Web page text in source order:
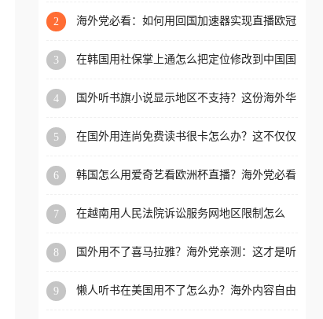
权限制所困扰。
版权限制」的问题，无论人
国、加拿大、澳大利亚、欧
学、定居等，都可以使用，
扰。
2
海外党必看：如何用回国加速器实现直播欧冠
3
在韩国用社保掌上通怎么把定位修改到中国国
4
国外听书旗小说显示地区不支持？这份海外华
5
在国外用连尚免费读书很卡怎么办？这不仅仅
6
韩国怎么用爱奇艺看欧洲杯直播？海外党必看
7
在越南用人民法院诉讼服务网地区限制怎么
8
国外用不了喜马拉雅？海外党亲测：这才是听
9
懒人听书在美国用不了怎么办？海外内容自由